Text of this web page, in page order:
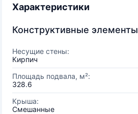
Характеристики
Конструктивные элементы
Несущие стены:
Кирпич
Площадь подвала, м²:
328.6
Крыша:
Смешанные